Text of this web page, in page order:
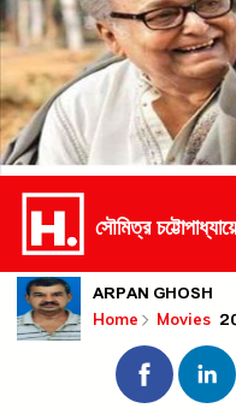
সৌমিত্র
ARPAN GHOSH
Home Movies